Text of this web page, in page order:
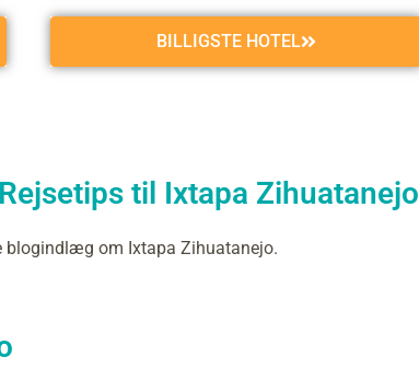
BILLIGSTE HOTEL
til Ixtapa Zihuatanejo
blogindlæg om Ixtapa Zihuatanejo.